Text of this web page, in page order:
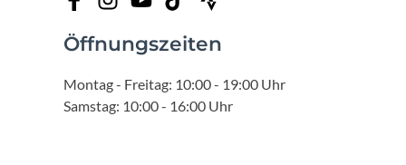
Öffnungszeiten
Montag - Freitag: 10:00 - 19:00 Uhr
Samstag: 10:00 - 16:00 Uhr